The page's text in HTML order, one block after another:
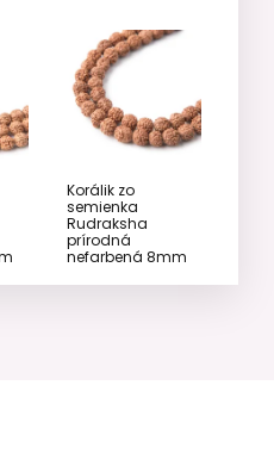
Korálik zo
semienka
Rudraksha
prírodná
nefarbená 8mm